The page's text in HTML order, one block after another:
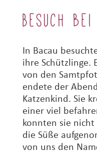
Besuch bei
In Bacau
ihre Schützlinge.
von den
endete der
Katzenkind. Sie
einer viel
konnten sie nicht
die Süße
von uns den